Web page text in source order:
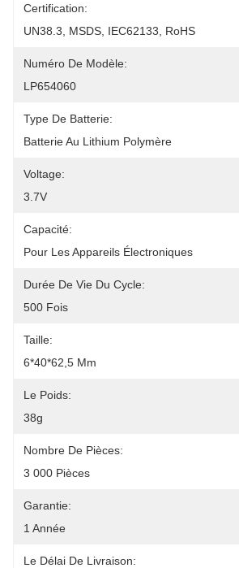
Certification:
UN38.3, MSDS, IEC62133, RoHS
Numéro De Modèle:
LP654060
Type De Batterie:
Batterie Au Lithium Polymère
Voltage:
3.7V
Capacité:
Pour Les Appareils Électroniques
Durée De Vie Du Cycle:
500 Fois
Taille:
6*40*62,5 Mm
Le Poids:
38g
Nombre De Pièces:
3 000 Pièces
Garantie:
1 Année
Le Délai De Livraison: